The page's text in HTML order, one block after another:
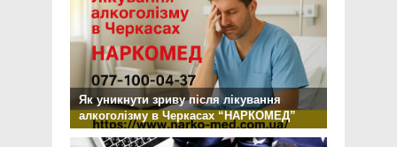
Як уникнути зриву після лікування
алкоголізму в Черкасах “НАРКОМЕД”